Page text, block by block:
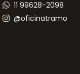
11 99628-2098
@oficinatramo